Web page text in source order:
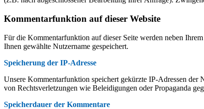
Kommentarfunktion auf dieser Website
Für die Kommentarfunktion auf dieser Seite werden neben
Ihnen gewählte Nutzername gespeichert.
Speicherung der IP-Adresse
Unsere Kommentarfunktion speichert gekürzte IP-Adressen
von Rechtsverletzungen wie Beleidigungen oder Propaganda
Speicherdauer der Kommentare